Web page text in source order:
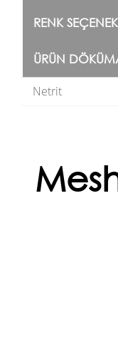
RENK
ÜRÜN
Netrit
Esnek
sınırsız